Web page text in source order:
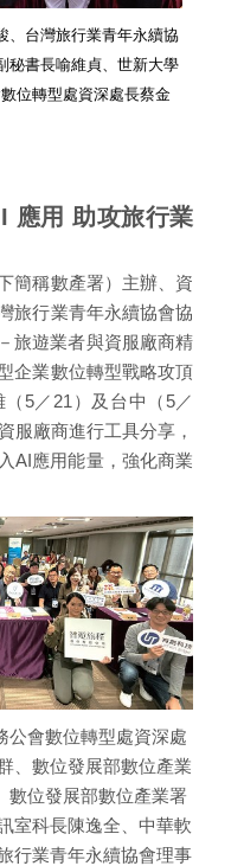
、台灣旅行業青年永續協
秘書長喻維貞、世新大學
位轉型處資深處長蔡金
應用 助攻旅行業
簡稱數產署）主辦、資
旅行業青年永續協會協
旅遊業者與資服廠商精
企業數位轉型戰略攻頂
5／21）及台中（5／
服廠商進行工具分享，
AI應用能量，強化商業
會數位轉型處資深處
、數位發展部數位產業
數位發展部數位產業署
室科長陳逸全、中華軟
行業青年永續協會理事